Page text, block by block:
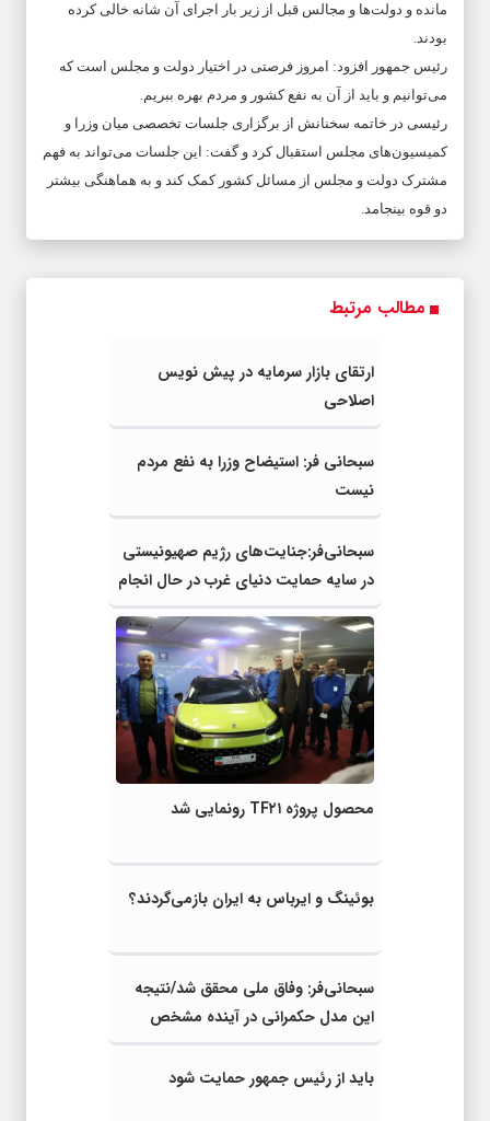
مانده و دولت‌ها و مجالس قبل از زیر بار اجرای آن شانه خالی کرده
بودند.
رئیس جمهور افزود: امروز فرصتی در اختیار دولت و مجلس است که
می‌توانیم و باید از آن به نفع کشور و مردم بهره ببریم.
رئیسی در خاتمه سخنانش از برگزاری جلسات تخصصی میان وزرا و
کمیسیون‌های مجلس استقبال کرد و گفت: این جلسات می‌تواند به فهم
مشترک دولت و مجلس از مسائل کشور کمک کند و به هماهنگی بیشتر
دو قوه بینجامد.
مطالب مرتبط
ارتقای بازار سرمایه در پیش نویس
اصلاحی
سبحانی فر: استیضاح وزرا به نفع مردم
نیست
سبحانی‌فر:جنایت‌های رژیم صهیونیستی
در سایه حمایت دنیای غرب در حال انجام
است
محصول پروژه TF۲۱ رونمایی شد
بوئینگ و ایرباس به ایران بازمی‌گردند؟
سبحانی‌فر: وفاق ملی محقق شد/نتیجه
این مدل حکمرانی در آینده مشخص
می‌شود
باید از رئیس جمهور حمایت شود